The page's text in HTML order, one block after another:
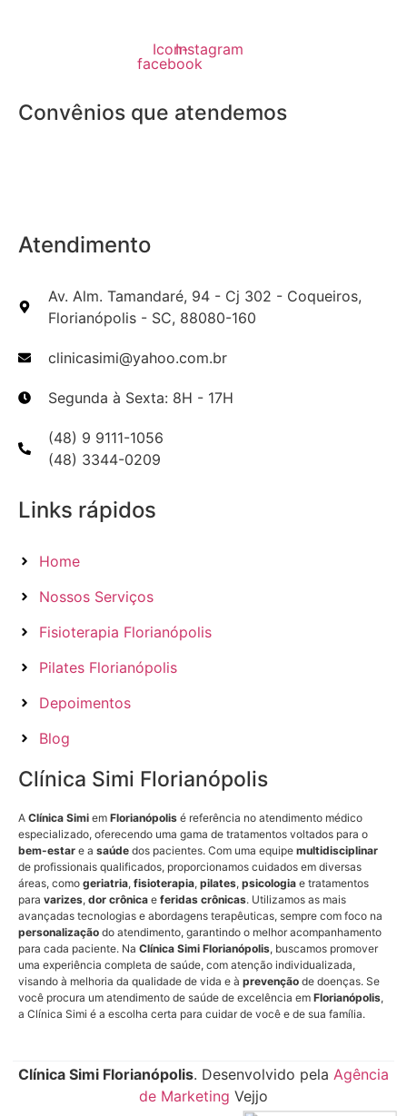
Icon-
facebook
Instagram
Convênios que atendemos
Atendimento
Av. Alm. Tamandaré, 94 - Cj 302 - Coqueiros,
Florianópolis - SC, 88080-160
clinicasimi@yahoo.com.br
Segunda à Sexta: 8H - 17H
(48) 9 9111-1056
(48) 3344-0209
Links rápidos
Home
Nossos Serviços
Fisioterapia Florianópolis
Pilates Florianópolis
Depoimentos
Blog
Clínica Simi Florianópolis
A Clínica Simi em Florianópolis é referência no atendimento médico
especializado, oferecendo uma gama de tratamentos voltados para o
bem-estar e a saúde dos pacientes. Com uma equipe multidisciplinar
de profissionais qualificados, proporcionamos cuidados em diversas
áreas, como geriatria, fisioterapia, pilates, psicologia e tratamentos
para varizes, dor crônica e feridas crônicas. Utilizamos as mais
avançadas tecnologias e abordagens terapêuticas, sempre com foco na
personalização do atendimento, garantindo o melhor acompanhamento
para cada paciente. Na Clínica Simi Florianópolis, buscamos promover
uma experiência completa de saúde, com atenção individualizada,
visando à melhoria da qualidade de vida e à prevenção de doenças. Se
você procura um atendimento de saúde de excelência em Florianópolis,
a Clínica Simi é a escolha certa para cuidar de você e de sua família.
Clínica Simi Florianópolis. Desenvolvido pela Agência
de Marketing Vejjo